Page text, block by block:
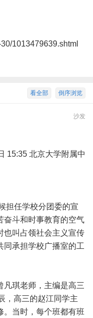
1013479639.shtml
倒序浏览
看全部
沙发
15:35 北京大学附属中
任学校分团委的宣
奋斗和时事教育的空气
也叫占领社会主义宣传
同承担学校广播室的工
琪老师，主编是高三
，高三的赵江同学主
。当时，每个班都有班